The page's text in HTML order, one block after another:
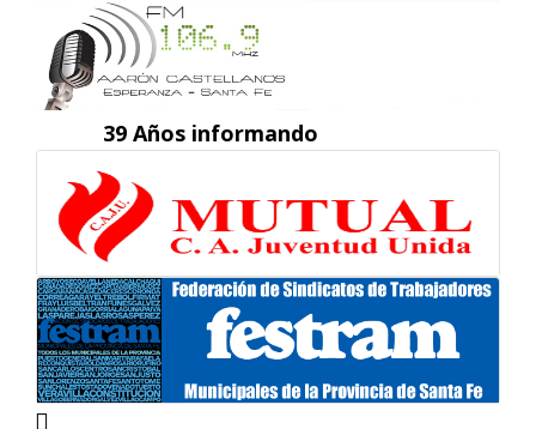
39 Años informando